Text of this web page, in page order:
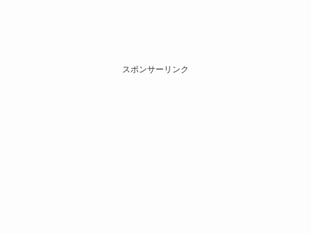
スポンサーリンク